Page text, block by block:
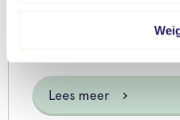
nemen om schade te
Lees meer